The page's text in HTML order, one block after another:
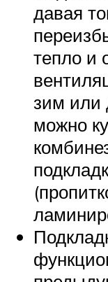
давая
тепло и
зим или
можно